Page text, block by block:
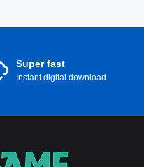
Super fast
Instant digital download